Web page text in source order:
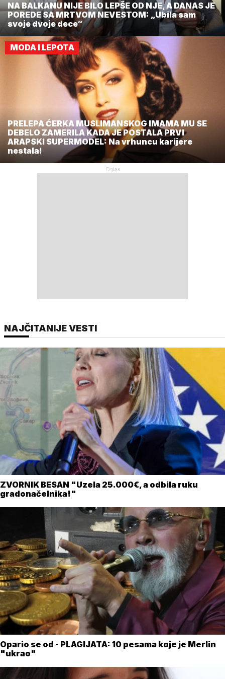
NA BALKANU NIJE BILO LEPŠE OD NJE, A DANAS JE
POREDE SA MRTVOM NEVESTOM: „Ubila sam
svoje dvoje dece“
MODA I LEPOTA
PRELEPA ĆERKA MUSLIMANSKOG IMAMA MU SE
DEBELO ZAMERILA KADA JE POSTALA PRVI
ARAPSKI SUPERMODEL: Na vrhuncu karijere
nestala!
NAJČITANIJE VESTI
ZVORNIK BESAN "Uzela 25.000€, a odbila ruku
gradonačelnika!"
Opario se od - PLAGIJATA: 10 pesama koje je Merlin
"ukrao"